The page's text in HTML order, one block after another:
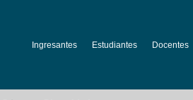
Ingresantes Estudiantes Docentes